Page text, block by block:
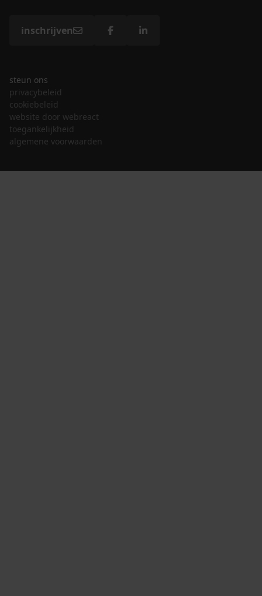
inschrijven
steun ons
privacybeleid
cookiebeleid
website door webreact
toegankelijkheid
algemene voorwaarden